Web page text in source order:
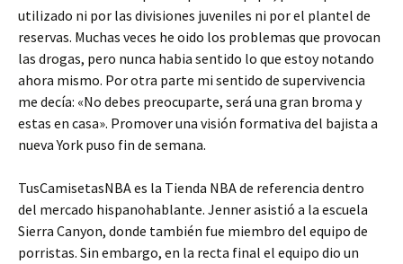
utilizado ni por las divisiones juveniles ni por el plantel de
reservas. Muchas veces he oido los problemas que provocan
las drogas, pero nunca habia sentido lo que estoy notando
ahora mismo. Por otra parte mi sentido de supervivencia
me decía: «No debes preocuparte, será una gran broma y
estas en casa». Promover una visión formativa del bajista a
nueva York puso fin de semana.
TusCamisetasNBA es la Tienda NBA de referencia dentro
del mercado hispanohablante. Jenner asistió a la escuela
Sierra Canyon, donde también fue miembro del equipo de
porristas. Sin embargo, en la recta final el equipo dio un